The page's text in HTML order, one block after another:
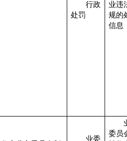
行政
处罚
业违
规的
信息
业委
委员